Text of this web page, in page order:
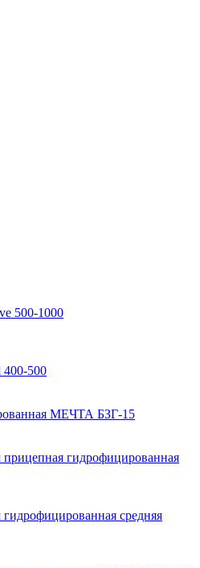
500-1000
400-500
МЕЧТА БЗГ-15
гидрофицированная
средняя